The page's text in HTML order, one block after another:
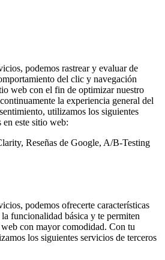
podemos rastrear y evaluar de
del clic y navegación
web con el fin de optimizar nuestro
la experiencia general del
utilizamos los siguientes
en este sitio web:
Reseñas de Google, A/B-Testing
podemos ofrecerte características
funcionalidad básica y te permiten
con mayor comodidad. Con tu
los siguientes servicios de terceros